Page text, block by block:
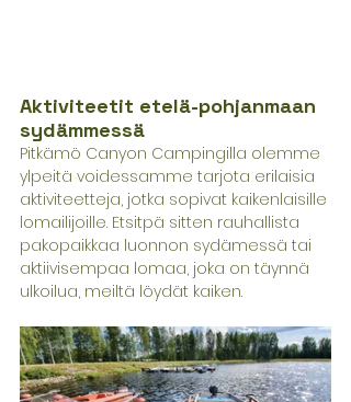
Aktiviteetit etelä-pohjanmaan
sydämmessä
Pitkämö Canyon Campingilla olemme
ylpeitä voidessamme tarjota erilaisia ​​
aktiviteetteja, jotka sopivat kaikenlaisille
lomailijoille. Etsitpä sitten rauhallista
pakopaikkaa luonnon sydämessä tai
aktiivisempaa lomaa, joka on täynnä
ulkoilua, meiltä löydät kaiken.